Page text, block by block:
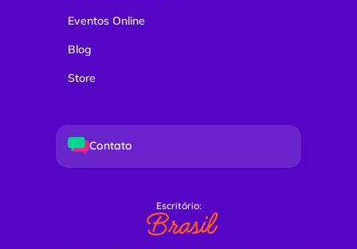
Eventos Online
Blog
Store
Contato
Escritório:
Brasil